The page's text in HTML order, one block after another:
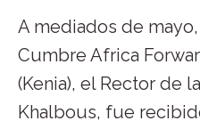
A mediados de
Cumbre Africa
(Kenia), el Rector de
Khalbous, fue